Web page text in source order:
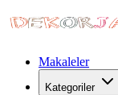
Makaleler
Kategoriler